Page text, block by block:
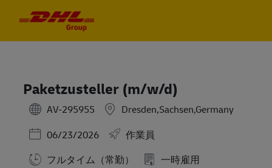
Paketzusteller (m/w/d)
AV-295955
Dresden,Sachsen,Germany
Posted Date
06/23/2026
作業員
フルタイム（常勤）
一時雇用